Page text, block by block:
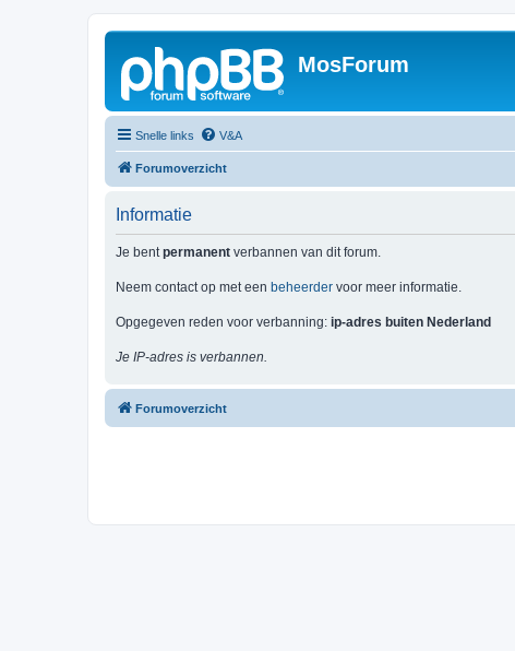
MosForum
Snelle links V&A
Forumoverzicht
Informatie
Je bentpermanent verbannen van dit forum.
Neem contact op met een beheerder voor meer informatie.
Opgegeven reden voor verbanning: ip-adres buiten Nederland
Je IP-adres is verbannen.
Forumoverzicht